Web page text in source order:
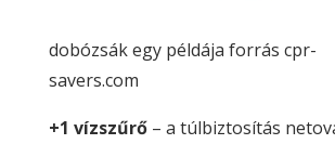
dobózsák egy példája forrás cpr-
savers.com
+1 vízszűrő– a túlbiztosítás